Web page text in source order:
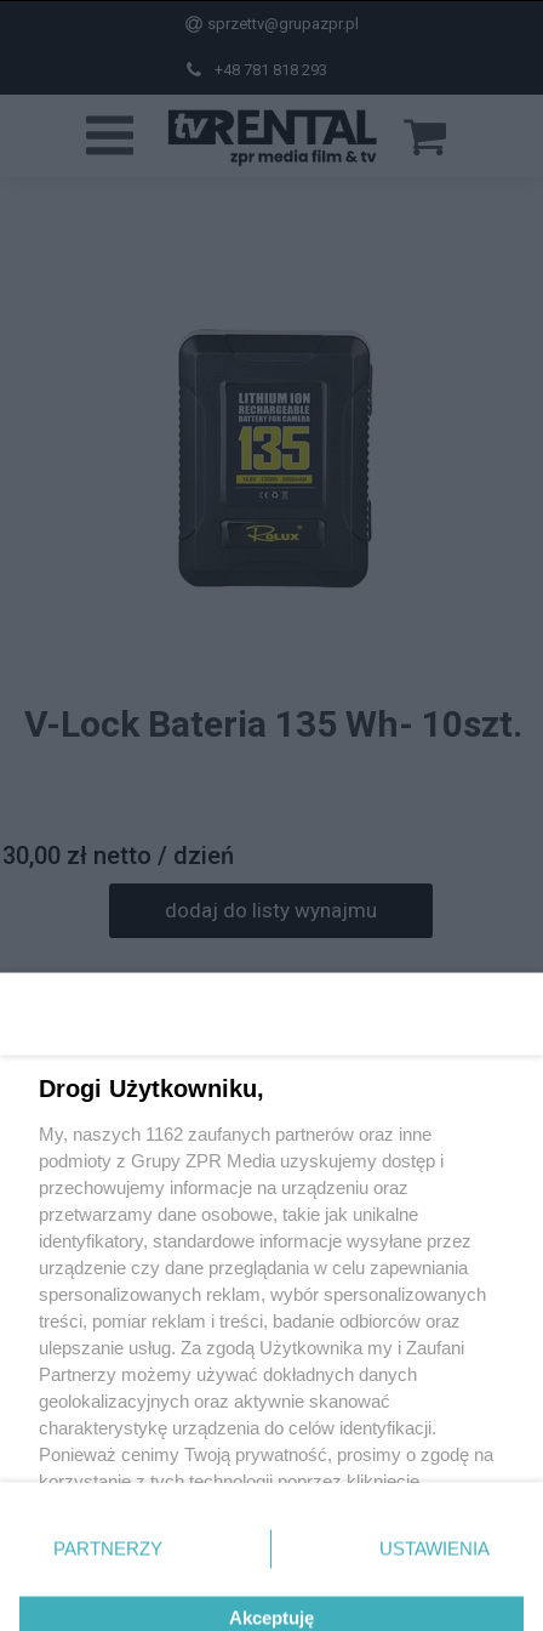
+48 781 818 293
sprzettv@grupazpr.pl
dodaj do listy wynajmu
V-Lock Bateria 135 Wh- 10szt.
30,00 zł netto / dzień
03-994 Warszawa
sprzettv@grupazpr.pl
+48 781 818
293
Drogi Użytkowniku,
My, naszych 1162 zaufanych partnerów oraz inne
podmioty z Grupy ZPR Media uzyskujemy dostęp i
przechowujemy informacje na urządzeniu oraz
przetwarzamy dane osobowe, takie jak unikalne
identyfikatory, standardowe informacje wysyłane przez
urządzenie czy dane przeglądania w celu zapewniania
spersonalizowanych reklam, wybór spersonalizowanych
treści, pomiar reklam i treści, badanie odbiorców oraz
ulepszanie usług. Za zgodą Użytkownika my i Zaufani
Partnerzy możemy używać dokładnych danych
geolokalizacyjnych oraz aktywnie skanować
charakterystykę urządzenia do celów identyfikacji.
Ponieważ cenimy Twoją prywatność, prosimy o zgodę na
korzystanie z tych technologii poprzez kliknięcie
zmienić/wycofać klikając przycisk ustawień prywatności
znajdujący się w lewym dolnym rogu strony
rodzaje przetwarzania danych nie wymagają zgody
użytkownika, ale masz prawo sprzeciwić się takiemu
PARTNERZY USTAWIENIA
Akceptuję